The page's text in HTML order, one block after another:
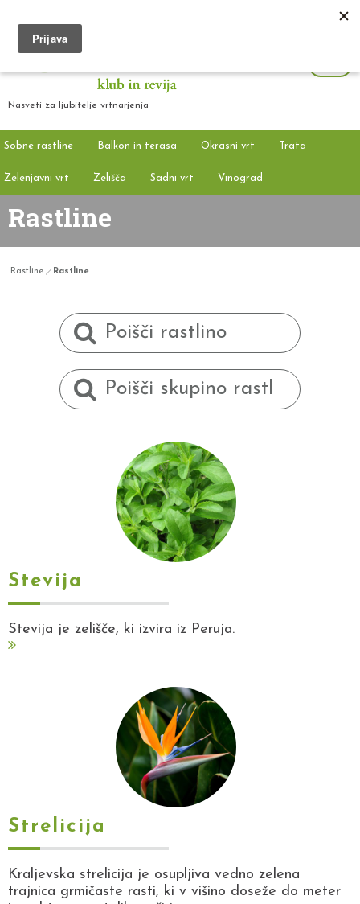
Nasveti za ljubitelje vrtnarjenja
Sobne rastline Balkon in terasa Okrasni vrt Trata
Zelenjavni vrt Zelišča Sadni vrt Vinograd
Rastline
Rastline Rastline
Stevija
Stevija je zelišče, ki izvira iz Peruja.
Strelicija
Kraljevska strelicija je osupljiva vedno zelena
trajnica grmičaste rasti, ki v višino doseže do meter